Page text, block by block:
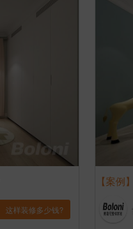
这样装修多少钱?
【案例